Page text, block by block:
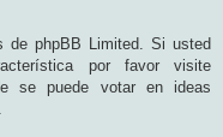
de phpBB Limited. Si usted
por favor visite
se puede votar en ideas